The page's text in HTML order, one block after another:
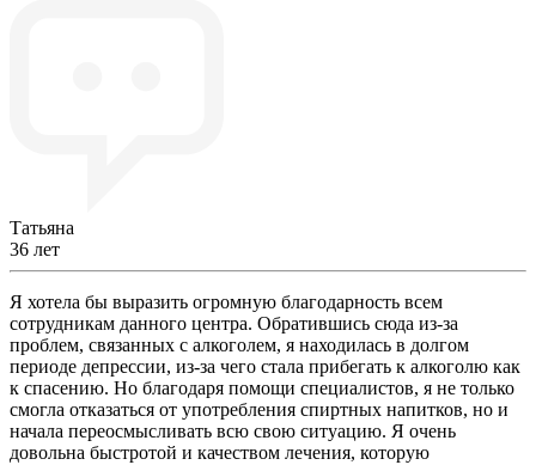
Татьяна
36 лет
Я хотела бы выразить огромную благодарность всем
сотрудникам данного центра. Обратившись сюда из-за
проблем, связанных с алкоголем, я находилась в долгом
периоде депрессии, из-за чего стала прибегать к алкоголю как
к спасению. Но благодаря помощи специалистов, я не только
смогла отказаться от употребления спиртных напитков, но и
начала переосмысливать всю свою ситуацию. Я очень
довольна быстротой и качеством лечения, которую